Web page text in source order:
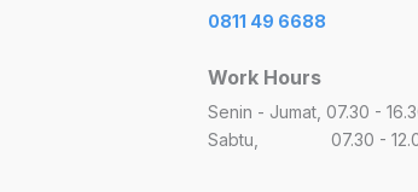
0811 49 6688
Work Hours
Senin - Jumat, 07.30 -
Sabtu, 07.30 -